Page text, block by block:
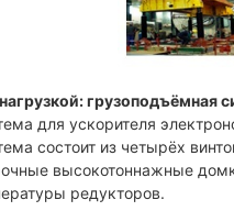
грузоподъёмная
для ускорителя
состоит из четырёх
высокотоннажные
редукторов.